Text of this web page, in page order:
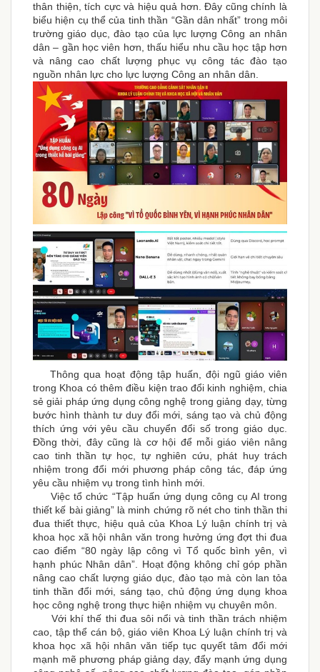
thân thiện, tích cực và hiệu quả hơn. Đây cũng chính là
biểu hiện cụ thể của tinh thần “Gần dân nhất” trong môi
trường giáo dục, đào tạo của lực lượng Công an nhân
dân – gần học viên hơn, thấu hiểu nhu cầu học tập hơn
và nâng cao chất lượng phục vụ công tác đào tạo
nguồn nhân lực cho lực lượng Công an nhân dân.
Thông qua hoạt động tập huấn, đội ngũ giáo viên
trong Khoa có thêm điều kiện trao đổi kinh nghiệm, chia
sẻ giải pháp ứng dụng công nghệ trong giảng dạy, từng
bước hình thành tư duy đổi mới, sáng tạo và chủ động
thích ứng với yêu cầu chuyển đổi số trong giáo dục.
Đồng thời, đây cũng là cơ hội để mỗi giáo viên nâng
cao tinh thần tự học, tự nghiên cứu, phát huy trách
nhiệm trong đổi mới phương pháp công tác, đáp ứng
yêu cầu nhiệm vụ trong tình hình mới.
Việc tổ chức “Tập huấn ứng dụng công cụ AI trong
thiết kế bài giảng” là minh chứng rõ nét cho tinh thần thi
đua thiết thực, hiệu quả của Khoa Lý luận chính trị và
khoa học xã hội nhân văn trong hưởng ứng đợt thi đua
cao điểm “80 ngày lập công vì Tổ quốc bình yên, vì
hạnh phúc Nhân dân”. Hoạt động không chỉ góp phần
nâng cao chất lượng giáo dục, đào tạo mà còn lan tỏa
tinh thần đổi mới, sáng tạo, chủ động ứng dụng khoa
học công nghệ trong thực hiện nhiệm vụ chuyên môn.
Với khí thế thi đua sôi nổi và tinh thần trách nhiệm
cao, tập thể cán bộ, giáo viên Khoa Lý luận chính trị và
khoa học xã hội nhân văn tiếp tục quyết tâm đổi mới
mạnh mẽ phương pháp giảng dạy, đẩy mạnh ứng dụng